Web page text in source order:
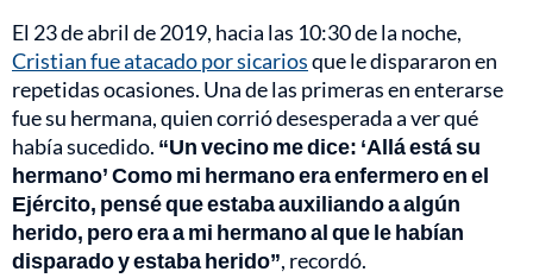
El 23 de abril de 2019, hacia las 10:30 de la noche,
Cristian fue atacado por sicariosque le dispararon en
repetidas ocasiones. Una de las primeras en enterarse
fue su hermana, quien corrió desesperada a ver qué
había sucedido. “Un vecino me dice: ‘Allá está su
hermano’ Como mi hermano era enfermero en el
Ejército, pensé que estaba auxiliando a algún
herido, pero era a mi hermano al que le habían
disparado y estaba herido”, recordó.